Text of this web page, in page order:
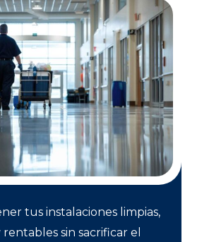
tus instalaciones limpias,
sin sacrificar el